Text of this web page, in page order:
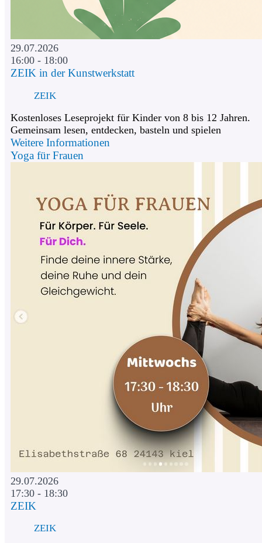
29.07.2026
16:00 - 18:00
ZEIK in der Kunstwerkstatt
ZEIK
Kostenloses Leseprojekt für Kinder von 8 bis 12 Jahren.
Gemeinsam lesen, entdecken, basteln und spielen
Weitere Informationen
Yoga für Frauen
29.07.2026
17:30 - 18:30
ZEIK
ZEIK